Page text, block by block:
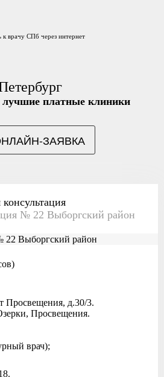
лучшие платные клиники
ЗАЯВКА
№ 22 Выборгский район
22 Выборгский район
Просвещения, д.30/3.
Просвещения.
врач);